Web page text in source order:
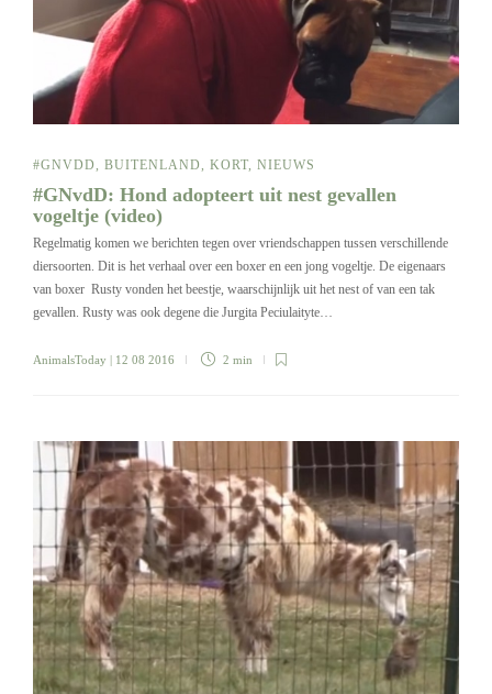
#GNVDD, BUITENLAND, KORT, NIEUWS
#GNvdD: Hond adopteert uit nest gevallen
vogeltje (video)
Regelmatig komen we berichten tegen over vriendschappen tussen verschillende
diersoorten. Dit is het verhaal over een boxer en een jong vogeltje. De eigenaars
van boxer Rusty vonden het beestje, waarschijnlijk uit het nest of van een tak
gevallen. Rusty was ook degene die Jurgita Peciulaityte…
AnimalsToday | 12 08 2016 2 min